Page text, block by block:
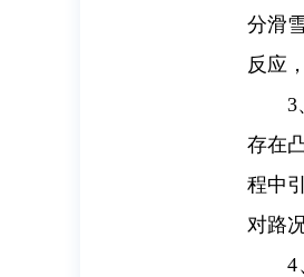
分滑
反应
3
存在
程中
对路
4